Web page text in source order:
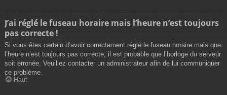
J’ai réglé le fuseau horaire mais l’heure n’est toujours
pas correcte !
Si vous êtes certain d’avoir correctement réglé le fuseau horaire mais que
l’heure n’est toujours pas correcte, il est probable que l’horloge du serveur
soit erronée. Veuillez contacter un administrateur afin de lui communiquer
ce problème.
Haut